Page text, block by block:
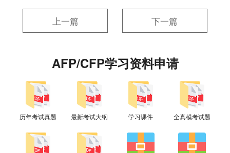
上一篇 下一篇
AFP/CFP学习资料申请
历年考试真题 最新考试大纲 学习课件 全真模考试题